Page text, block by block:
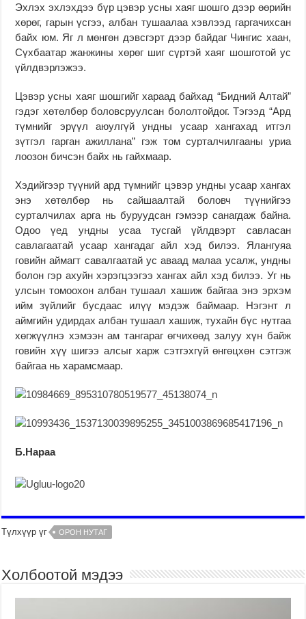
Эхлэх эхлэхдээ бүр цэвэр усны хаяг шошго дээр өөрийн
хөрөг, гарын үсгээ, албан тушаалаа хэвлээд гаргачихсан
байх юм. Яг л мөнгөн дэвсгэрт дээр байдаг Чингис хаан,
Сүхбаатар жанжины хөрөг шиг сүртэй хаяг шошготой ус
үйлдвэрлэжээ.
Цэвэр усны хаяг шошгийг хараад байхад “Бидний Алтай”
гэдэг хөтөлбөр боловсруулсан бололтойдог. Тэгээд “Ард
түмнийг эрүүл аюулгүй ундны усаар хангахад итгэл
зүтгэл гарган ажиллана” гэж том сурталчилгааны уриа
лоозон бичсэн байх нь гайхмаар.
Хэдийгээр түүний ард түмнийг цэвэр ундны усаар хангах
энэ хөтөлбөр нь сайшаалтай боловч түүнийгээ
сурталчилах арга нь буруудсан гэмээр санагдаж байна.
Одоо үед ундны усаа тусгай үйлдвэрт савласан
савлагаатай усаар хангадаг айл хэд билээ. Ялангуяа
говийн аймагт савалгаатай ус аваад малаа усалж, ундны
болон гэр ахуйн хэрэгцээгээ хангах айл хэд билээ. Уг нь
улсын томоохон албан тушаал хашиж байгаа энэ эрхэм
ийм зүйлийг бусдаас илүү мэдэж баймаар. Нэгэнт л
аймгийн удирдах албан тушаал хашиж, тухайн бүс нутгаа
хөгжүүлнэ хэмээн ам тангараг өгчихөөд залуу хүн байж
говийн хүү шигээ алсыг харж сэтгэхгүй өнгөцхөн сэтгэж
байгаа нь харамсмаар.
Б.Нараа
Түлхүүр үг ОРОН НУТАГ
Холбоотой мэдээ